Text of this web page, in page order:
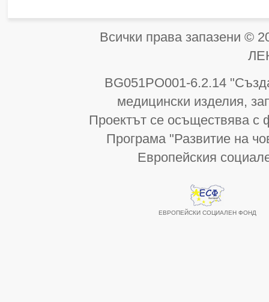
Всички права запазени
BG051PO001-6.2.14
медицински изделия,
Проектът се осъществява с
Програма "Развитие на
Европейския
ЕВРОПЕЙСКИ СОЦИАЛЕН ФОНД